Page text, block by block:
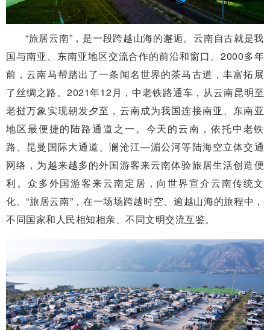
“旅居云南”，是一段跨越山海的邂逅。云南自古就是我
国与南亚、东南亚地区交流合作的前沿和窗口。2000多年
前，云南马帮踏出了一条闻名世界的茶马古道，丰富拓展
了丝绸之路。2021年12月，中老铁路通车，从云南昆明至
老挝万象实现朝发夕至，云南成为我国连接南亚、东南亚
地区最便捷的陆路通道之一。今天的云南，依托中老铁
路、昆曼国际大通道、澜沧江—湄公河等陆海空立体交通
网络，为越来越多的外国游客来云南体验旅居生活创造便
利。众多外国游客来云南定居，向世界宣介云南传统文
化。“旅居云南”，在一场场跨越时空、逾越山海的旅程中，
不同国家和人民相知相亲、不同文明交流互鉴。